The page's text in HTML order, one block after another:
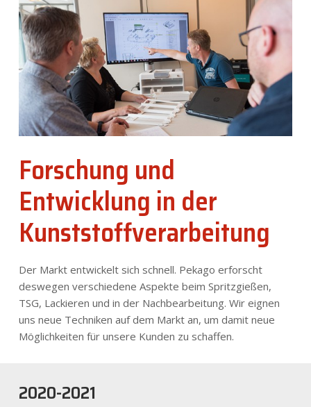
Nachrichten
Kontakt
DE
Forschung und
Entwicklung in der
Kunststoffverarbeitung
Der Markt entwickelt sich schnell. Pekago erforscht
deswegen verschiedene Aspekte beim Spritzgießen,
TSG, Lackieren und in der Nachbearbeitung. Wir eignen
uns neue Techniken auf dem Markt an, um damit neue
Möglichkeiten für unsere Kunden zu schaffen.
2020-2021